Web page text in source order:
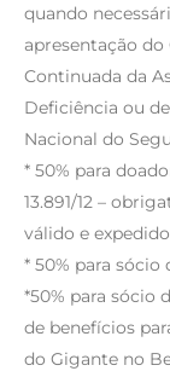
quando
apresentação
Continuada da
Deficiência ou
Nacional do
* 50% para
13.891/12 –
válido e
* 50% para sócio
*50% para sócio
de benefícios
do Gigante no